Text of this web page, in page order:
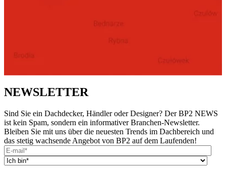
NEWSLETTER
Sind Sie ein Dachdecker, Händler oder Designer? Der BP2 NEWS
ist kein Spam, sondern ein informativer Branchen-Newsletter.
Bleiben Sie mit uns über die neuesten Trends im Dachbereich und
das stetig wachsende Angebot von BP2 auf dem Laufenden!